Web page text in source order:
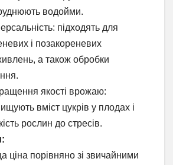
водойми.
підходять для
і позакореневих
а також обробки
якості врожаю:
вміст цукрів у плодах і
рослин до стресів.
ціна порівняно зі звичайними